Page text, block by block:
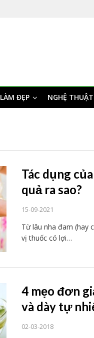
LÀM ĐẸP NGHỆ
Tác dụng
quả ra sao?
15-09-2021
Từ lâu nha đam (hay
vị thuốc có lợi…
4 mẹo đơn
và dày tự
02-03-2018